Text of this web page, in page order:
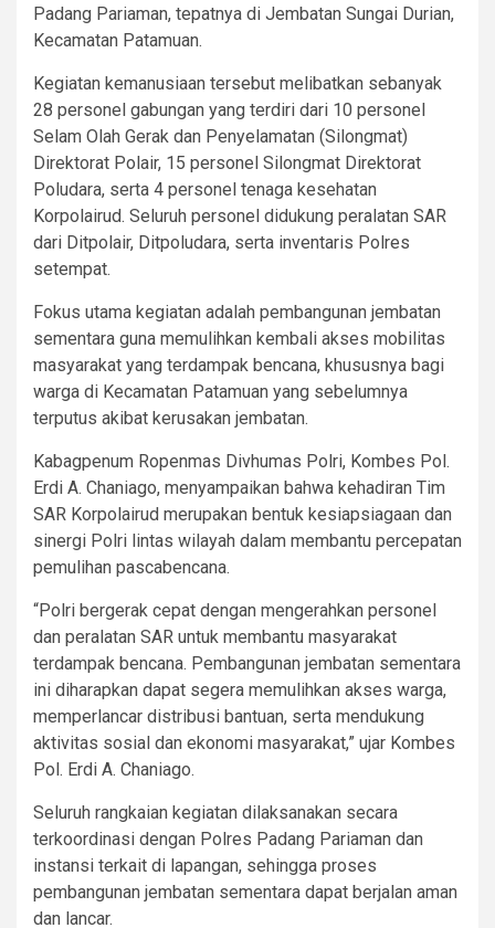
Padang Pariaman, tepatnya di Jembatan Sungai Durian,
Kecamatan Patamuan.
Kegiatan kemanusiaan tersebut melibatkan sebanyak
28 personel gabungan yang terdiri dari 10 personel
Selam Olah Gerak dan Penyelamatan (Silongmat)
Direktorat Polair, 15 personel Silongmat Direktorat
Poludara, serta 4 personel tenaga kesehatan
Korpolairud. Seluruh personel didukung peralatan SAR
dari Ditpolair, Ditpoludara, serta inventaris Polres
setempat.
Fokus utama kegiatan adalah pembangunan jembatan
sementara guna memulihkan kembali akses mobilitas
masyarakat yang terdampak bencana, khususnya bagi
warga di Kecamatan Patamuan yang sebelumnya
terputus akibat kerusakan jembatan.
Kabagpenum Ropenmas Divhumas Polri, Kombes Pol.
Erdi A. Chaniago, menyampaikan bahwa kehadiran Tim
SAR Korpolairud merupakan bentuk kesiapsiagaan dan
sinergi Polri lintas wilayah dalam membantu percepatan
pemulihan pascabencana.
“Polri bergerak cepat dengan mengerahkan personel
dan peralatan SAR untuk membantu masyarakat
terdampak bencana. Pembangunan jembatan sementara
ini diharapkan dapat segera memulihkan akses warga,
memperlancar distribusi bantuan, serta mendukung
aktivitas sosial dan ekonomi masyarakat,” ujar Kombes
Pol. Erdi A. Chaniago.
Seluruh rangkaian kegiatan dilaksanakan secara
terkoordinasi dengan Polres Padang Pariaman dan
instansi terkait di lapangan, sehingga proses
pembangunan jembatan sementara dapat berjalan aman
dan lancar.